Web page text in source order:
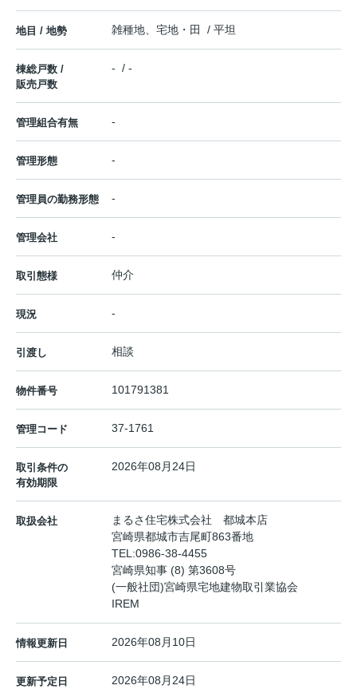
地目 / 地勢 雑種地、宅地・田 / 平坦
棟総戸数 /
販売戸数
- / -
管理組合有無 -
管理形態 -
管理員の勤務形態 -
管理会社 -
取引態様 仲介
現況 -
引渡し 相談
物件番号 101791381
管理コード 37-1761
取引条件の
有効期限
2026年08月24日
取扱会社
まるさ住宅株式会社 都城本店
宮崎県都城市吉尾町863番地
TEL:0986-38-4455
宮崎県知事 (8) 第3608号
(一般社団)宮崎県宅地建物取引業協会
IREM
情報更新日 2026年08月10日
更新予定日 2026年08月24日